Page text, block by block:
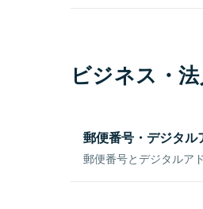
ビジネス・
郵便番号・デジタル
郵便番号とデジタルア